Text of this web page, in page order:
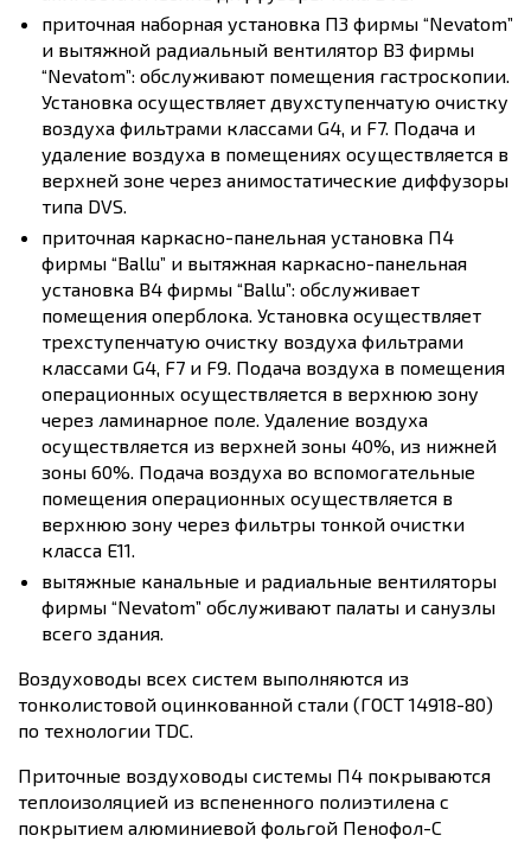
приточная наборная установка П3 фирмы “Nevatom”
и вытяжной радиальный вентилятор В3 фирмы
“Nevatom”: обслуживают помещения гастроскопии.
Установка осуществляет двухступенчатую очистку
воздуха фильтрами классами G4, и F7. Подача и
удаление воздуха в помещениях осуществляется в
верхней зоне через анимостатические диффузоры
типа DVS.
приточная каркасно-панельная установка П4
фирмы “Ballu” и вытяжная каркасно-панельная
установка В4 фирмы “Ballu”: обслуживает
помещения оперблока. Установка осуществляет
трехступенчатую очистку воздуха фильтрами
классами G4, F7 и F9. Подача воздуха в помещения
операционных осуществляется в верхнюю зону
через ламинарное поле. Удаление воздуха
осуществляется из верхней зоны 40%, из нижней
зоны 60%. Подача воздуха во вспомогательные
помещения операционных осуществляется в
верхнюю зону через фильтры тонкой очистки
класса Е11.
вытяжные канальные и радиальные вентиляторы
фирмы “Nevatom” обслуживают палаты и санузлы
всего здания.
Воздуховоды всех систем выполняются из
тонколистовой оцинкованной стали (ГОСТ 14918-80)
по технологии TDC.
Приточные воздуховоды системы П4 покрываются
теплоизоляцией из вспененного полиэтилена с
покрытием алюминиевой фольгой Пенофол-С